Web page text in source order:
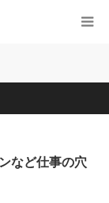
など仕事の穴